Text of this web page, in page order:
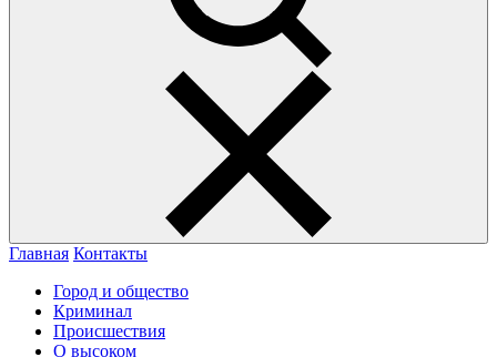
Главная Контакты
Город и общество
Криминал
Происшествия
О высоком